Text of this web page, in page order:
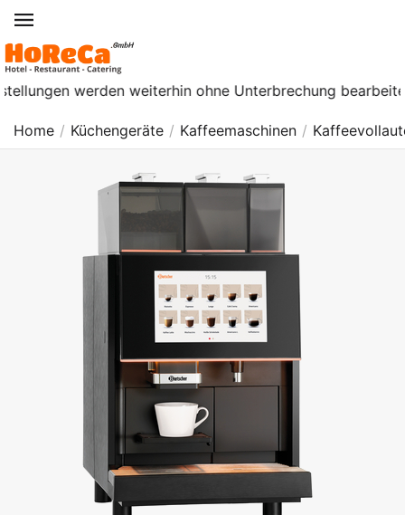
weiterhin ohne Unterbrechung bearbeitet. Ab
Home / Küchengeräte / Kaffeemaschinen /